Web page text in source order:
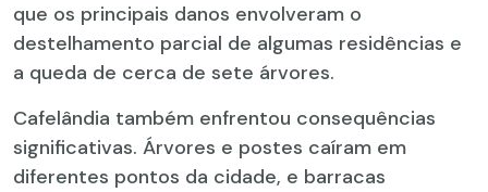
que os principais danos envolveram o
destelhamento parcial de algumas residências e
a queda de cerca de sete árvores.
Cafelândia também enfrentou consequências
significativas. Árvores e postes caíram em
diferentes pontos da cidade, e barracas